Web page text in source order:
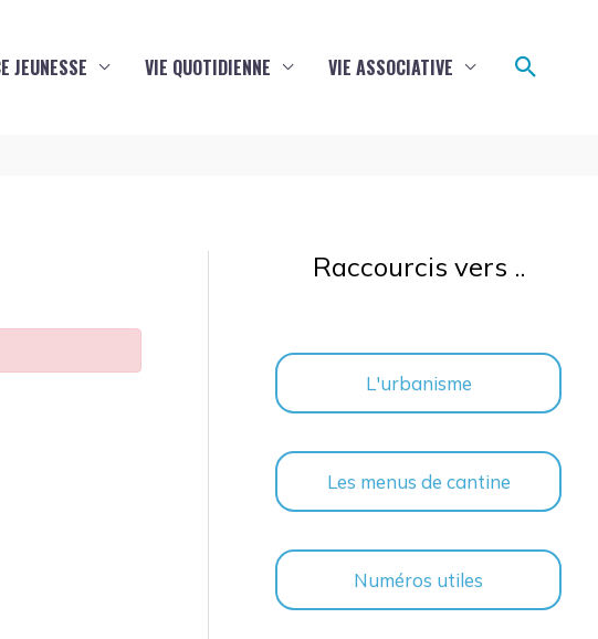
JEUNESSE VIE QUOTIDIENNE VIE ASSOCIATIVE
Raccourcis vers ..
L'urbanisme
Les menus de cantine
Numéros utiles